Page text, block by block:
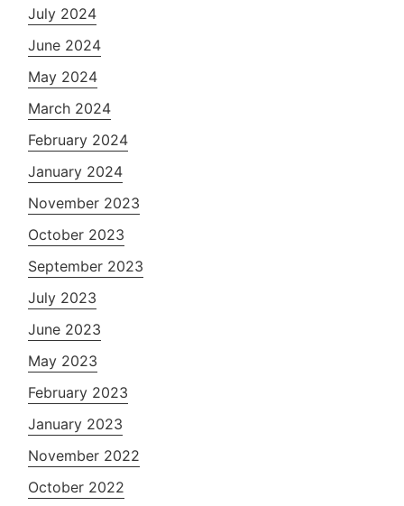
July 2024
June 2024
May 2024
March 2024
February 2024
January 2024
November 2023
October 2023
September 2023
July 2023
June 2023
May 2023
February 2023
January 2023
November 2022
October 2022